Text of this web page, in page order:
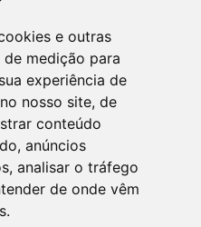
e outras
medição para
experiência de
nosso site, de
conteúdo
anúncios
analisar o tráfego
de onde vêm
BCB e Cosif-e